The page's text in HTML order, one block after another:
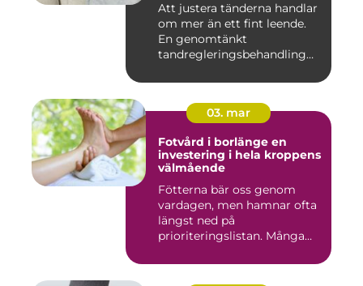
Att justera tänderna handlar
om mer än ett fint leende.
En genomtänkt
tandregleringsbehandling
03. mar
Fotvård i borlänge en
investering i hela kroppens
välmående
Fötterna bär oss genom
vardagen, men hamnar ofta
längst ned på
prioriteringslistan. Många